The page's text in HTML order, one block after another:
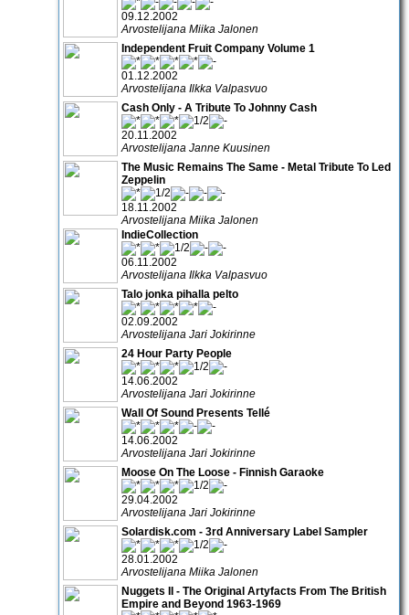
09.12.2002
Arvostelijana Miika Jalonen
Independent Fruit Company Volume 1
01.12.2002
Arvostelijana Ilkka Valpasvuo
Cash Only - A Tribute To Johnny Cash
20.11.2002
Arvostelijana Janne Kuusinen
The Music Remains The Same - Metal Tribute To Led
Zeppelin
18.11.2002
Arvostelijana Miika Jalonen
IndieCollection
06.11.2002
Arvostelijana Ilkka Valpasvuo
Talo jonka pihalla pelto
02.09.2002
Arvostelijana Jari Jokirinne
24 Hour Party People
14.06.2002
Arvostelijana Jari Jokirinne
Wall Of Sound Presents Tellé
14.06.2002
Arvostelijana Jari Jokirinne
Moose On The Loose - Finnish Garaoke
29.04.2002
Arvostelijana Jari Jokirinne
Solardisk.com - 3rd Anniversary Label Sampler
28.01.2002
Arvostelijana Miika Jalonen
Nuggets II - The Original Artyfacts From The British
Empire and Beyond 1963-1969